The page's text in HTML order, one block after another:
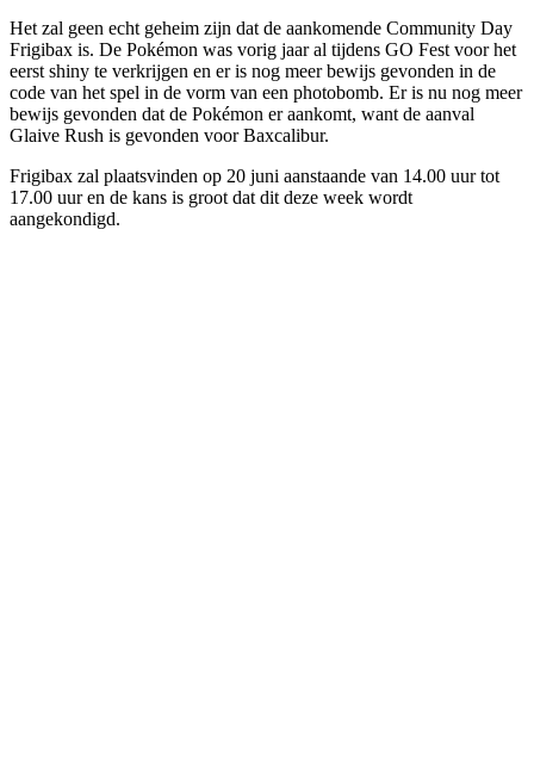
Het zal geen echt geheim zijn dat de aankomende Community Day
Frigibax is. De Pokémon was vorig jaar al tijdens GO Fest voor het
eerst shiny te verkrijgen en er is nog meer bewijs gevonden in de
code van het spel in de vorm van een photobomb. Er is nu nog meer
bewijs gevonden dat de Pokémon er aankomt, want de aanval
Glaive Rush is gevonden voor Baxcalibur.
Frigibax zal plaatsvinden op 20 juni aanstaande van 14.00 uur tot
17.00 uur en de kans is groot dat dit deze week wordt
aangekondigd.